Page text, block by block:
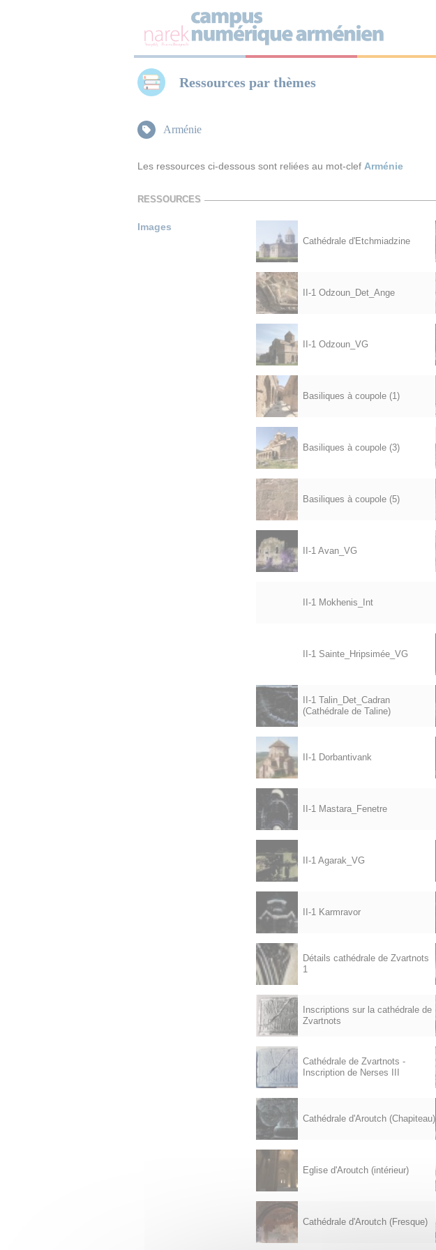
Ressources par thèmes
Arménie
Les ressources ci-dessous sont reliées au mot-clef Arménie
RESSOURCES
Images
Cathédrale d'Etchmiadzine
II-1 Odzoun_Det_Ange
II-1 Odzoun_VG
Basiliques à coupole (1)
Basiliques à coupole (3)
Basiliques à coupole (5)
II-1 Avan_VG
II-1 Mokhenis_Int
II-1 Sainte_Hripsimée_VG
II-1 Talin_Det_Cadran
(Cathédrale de Taline)
II-1 Dorbantivank
II-1 Mastara_Fenetre
II-1 Agarak_VG
II-1 Karmravor
Détails cathédrale de Zvartnots
1
Inscriptions sur la cathédrale de
Zvartnots
Cathédrale de Zvartnots -
Inscription de Nerses III
Cathédrale d'Aroutch (Chapiteau)
Eglise d'Aroutch (intérieur)
Cathédrale d'Aroutch (Fresque)